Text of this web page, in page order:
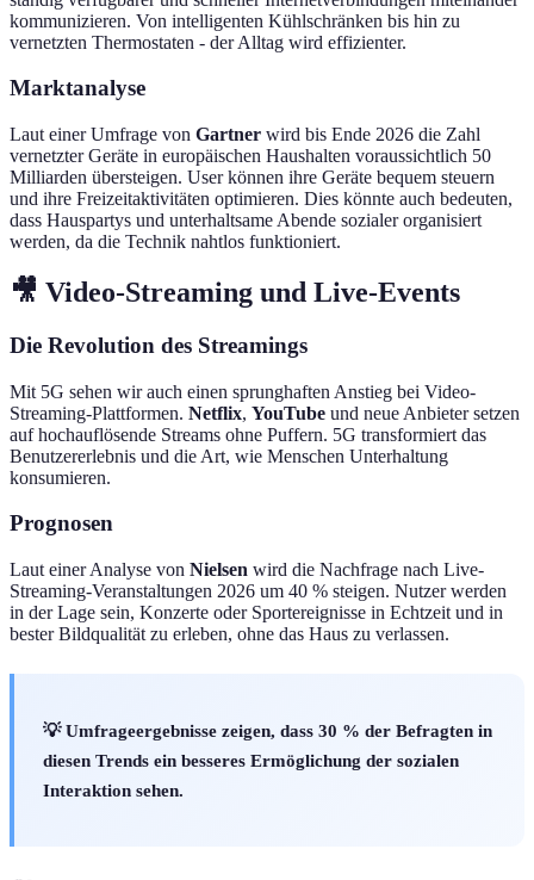
kommunizieren. Von intelligenten Kühlschränken bis hin zu
vernetzten Thermostaten - der Alltag wird effizienter.
Marktanalyse
Laut einer Umfrage von Gartner wird bis Ende 2026 die Zahl
vernetzter Geräte in europäischen Haushalten voraussichtlich 50
Milliarden übersteigen. User können ihre Geräte bequem steuern
und ihre Freizeitaktivitäten optimieren. Dies könnte auch bedeuten,
dass Hauspartys und unterhaltsame Abende sozialer organisiert
werden, da die Technik nahtlos funktioniert.
🎥 Video-Streaming und Live-Events
Die Revolution des Streamings
Mit 5G sehen wir auch einen sprunghaften Anstieg bei Video-
Streaming-Plattformen. Netflix, YouTube und neue Anbieter setzen
auf hochauflösende Streams ohne Puffern. 5G transformiert das
Benutzererlebnis und die Art, wie Menschen Unterhaltung
konsumieren.
Prognosen
Laut einer Analyse von Nielsen wird die Nachfrage nach Live-
Streaming-Veranstaltungen 2026 um 40 % steigen. Nutzer werden
in der Lage sein, Konzerte oder Sportereignisse in Echtzeit und in
bester Bildqualität zu erleben, ohne das Haus zu verlassen.
💡 Umfrageergebnisse zeigen, dass 30 % der Befragten in
diesen Trends ein besseres Ermöglichung der sozialen
Interaktion sehen.